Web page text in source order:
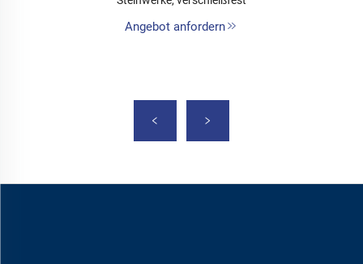
Angebot anfordern